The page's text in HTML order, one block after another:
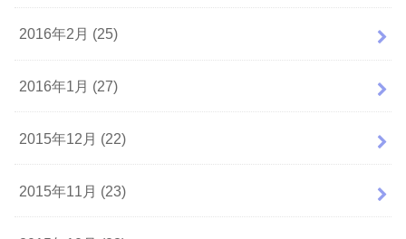
2016年2月 (25)
2016年1月 (27)
2015年12月 (22)
2015年11月 (23)